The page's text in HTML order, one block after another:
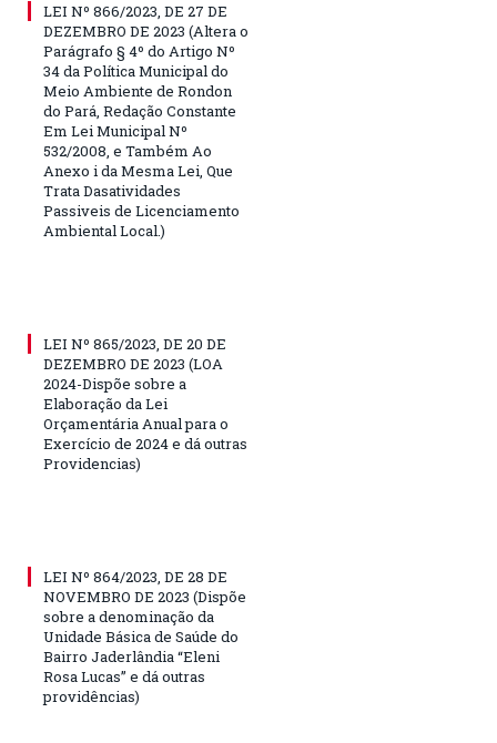
LEI Nº 866/2023, DE 27 DE
DEZEMBRO DE 2023 (Altera o
Parágrafo § 4º do Artigo Nº
34 da Política Municipal do
Meio Ambiente de Rondon
do Pará, Redação Constante
Em Lei Municipal Nº
532/2008, e Também Ao
Anexo i da Mesma Lei, Que
Trata Dasatividades
Passiveis de Licenciamento
Ambiental Local.)
LEI Nº 865/2023, DE 20 DE
DEZEMBRO DE 2023 (LOA
2024-Dispõe sobre a
Elaboração da Lei
Orçamentária Anual para o
Exercício de 2024 e dá outras
Providencias)
LEI Nº 864/2023, DE 28 DE
NOVEMBRO DE 2023 (Dispõe
sobre a denominação da
Unidade Básica de Saúde do
Bairro Jaderlândia “Eleni
Rosa Lucas” e dá outras
providências)